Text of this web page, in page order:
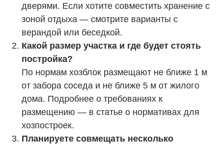
дверями. Если хотите совместить хранение с
зоной отдыха — смотрите варианты с
верандой или беседкой.
Какой размер участка и где будет стоять
постройка?
По нормам хозблок размещают не ближе 1 м
от забора соседа и не ближе 5 м от жилого
дома. Подробнее о требованиях к
размещению — в статье о нормативах для
хозпостроек.
Планируете совмещать несколько